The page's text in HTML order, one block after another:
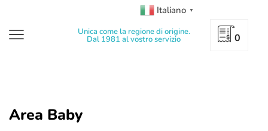
Italiano ▼
Unica come la regione di origine.
Dal 1981 al vostro servizio 0
Area Baby